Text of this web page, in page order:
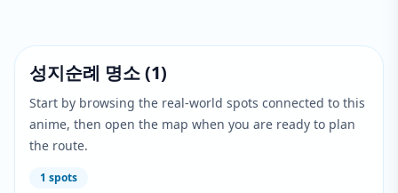
성지순례 명소(1)
Start by browsing the real-world spots connected to this
anime, then open the map when you are ready to plan
the route.
1 spots